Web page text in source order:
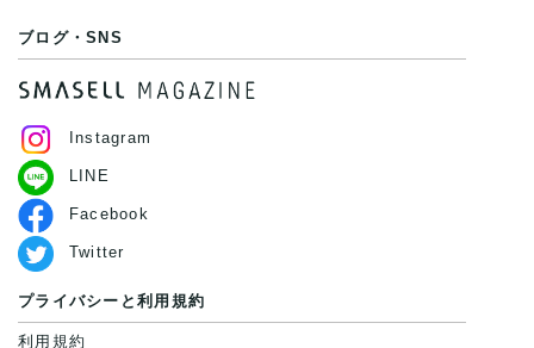
ブログ・SNS
Instagram
LINE
Facebook
Twitter
プライバシーと利用規約
利用規約